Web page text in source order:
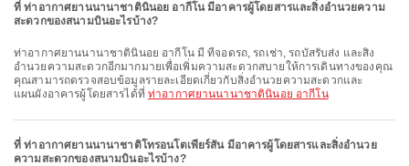
ที่ ท่าอากาศยานนานาชาตินินอย อากีโน มีอาคารผู้โดยสารและสิ่งอำนวยความ
สะดวกของสนามบินอะไรบ้าง?
ท่าอากาศยานนานาชาตินินอย อากีโน มี ที่จอดรถ, รถเช่า, รถบัสรับส่ง และสิ่ง
อำนวยความสะดวกอีกมากมายเพื่อเพิ่มความสะดวกสบายให้การเดินทางของคุณ
คุณสามารถตรวจสอบข้อมูลรายละเอียดเกี่ยวกับสิ่งอำนวยความสะดวกและ
แผนผังอาคารผู้โดยสารได้ที่ ท่าอากาศยานนานาชาตินินอย อากีโน
ที่ ท่าอากาศยานนานาชาติโทรอนโตเพียร์สัน มีอาคารผู้โดยสารและสิ่งอำนวย
ความสะดวกของสนามบินอะไรบ้าง?